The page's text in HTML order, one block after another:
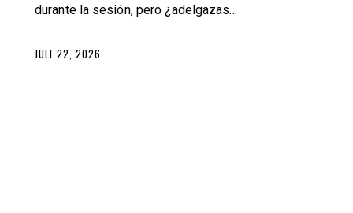
durante la sesión, pero ¿adelgazas…
JULI 22, 2026